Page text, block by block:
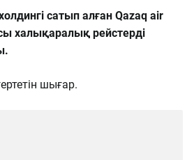
сатып алған Qazaq air
халықаралық рейстерді
шығар.